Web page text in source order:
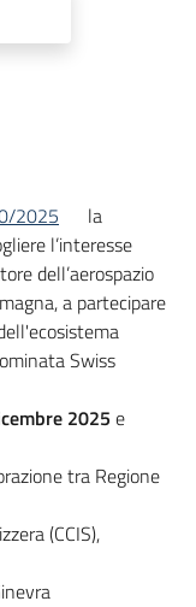
2025
la
l’interesse
dell’aerospazio
a partecipare
Swiss
2025 e
tra Regione
(CCIS),